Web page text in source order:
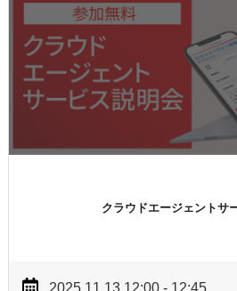
クラウドエージェントサ
2025.11.13 12:00 - 12:45